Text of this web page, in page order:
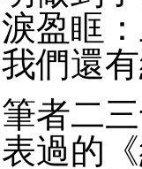
淚盈眶
我們還
筆者二
表過的